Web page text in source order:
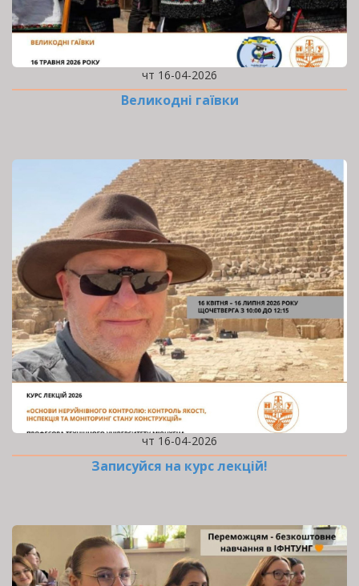
чт 16-04-2026
Великодні гаївки
чт 16-04-2026
Записуйся на курс лекцій!